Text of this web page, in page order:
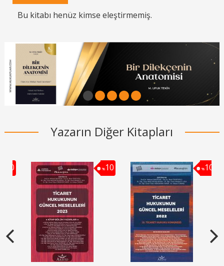
Bu kitabı henüz kimse eleştirmemiş.
1 2 3 4 5
Yazarın Diğer Kitapları
10 %10 %10